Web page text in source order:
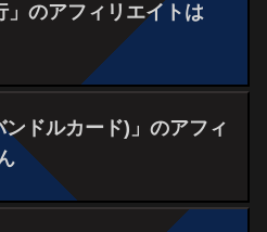
」のアフィリエイトは
ンドルカード)」のアフィ